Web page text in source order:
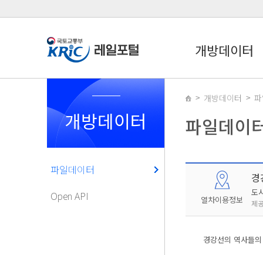
개방데이터
개방데이터
파일데이터
Open API
개방데이터
파일데이
열차이용정보
경
도
제
경강선의 역사들